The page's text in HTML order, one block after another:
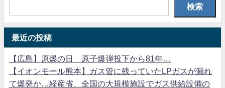
検索
最近の投稿
【広島】原爆の日 原子爆弾投下から81年…
【イオンモール熊本】ガス管に残っていたLPガスが漏れ
て爆発か…経産省、全国の大規模施設でガス供給設備の